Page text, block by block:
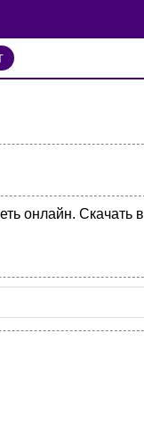
онлайн. Скачать в